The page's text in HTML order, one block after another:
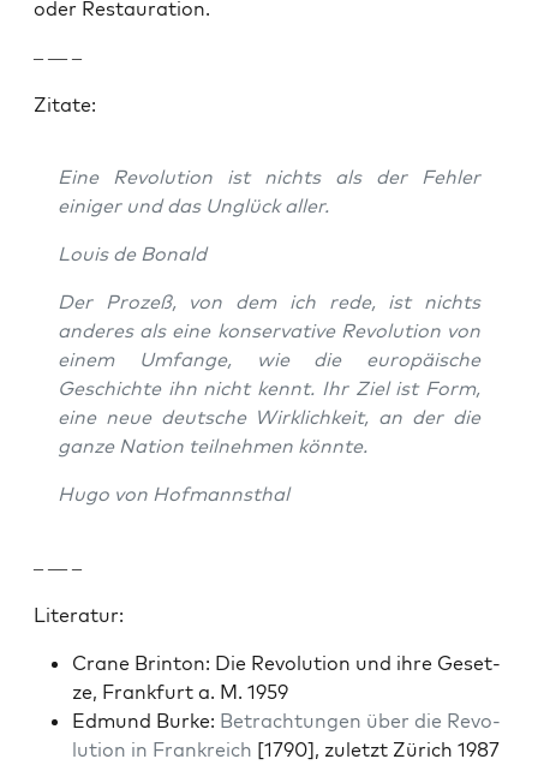
oder Restau­ra­tion.
– — –
Zitate:
Eine Rev­o­lu­tion ist nichts als der Fehler
einiger und das Unglück aller.
Louis de Bonald
Der Prozeß, von dem ich rede, ist nichts
anderes als eine kon­ser­v­a­tive Rev­o­lu­tion von
einem Umfange, wie die europäis­che
Geschichte ihn nicht ken­nt. Ihr Ziel ist Form,
eine neue deutsche Wirk­lichkeit, an der die
ganze Nation teil­nehmen kön­nte.
Hugo von Hof­mannsthal
– — –
Lit­er­atur:
Crane Brin­ton: Die Rev­o­lu­tion und ihre Geset­
ze, Frank­furt a. M. 1959
Edmund Burke: Betra­ch­tun­gen über die Rev­o­
lu­tion in Frankre­ich [1790], zulet­zt Zürich 1987